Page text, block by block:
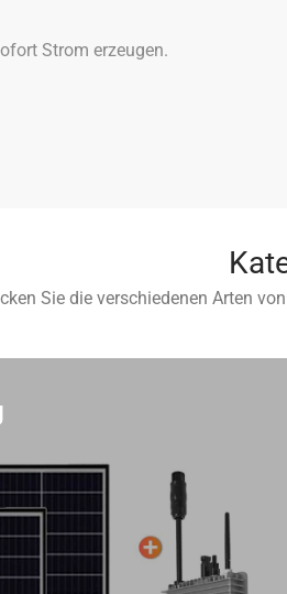
Strom erzeugen.
Sie die verschiedenen Arten